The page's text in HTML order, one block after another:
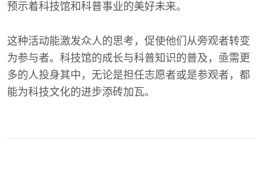
预示着科技馆和科普事业的美好未来。
这种活动能激发众人的思考，促使他们从旁观者转变
为参与者。科技馆的成长与科普知识的普及，亟需更
多的人投身其中，无论是担任志愿者或是参观者，都
能为科技文化的进步添砖加瓦。